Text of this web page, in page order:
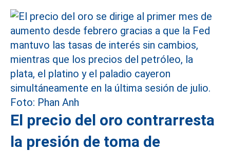
El precio del oro contrarresta
la presión de toma de